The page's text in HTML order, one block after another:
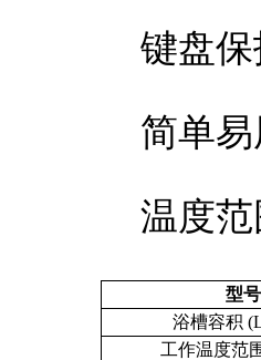
键盘保
简单易
温度范
型号
浴槽容积
工作温度范